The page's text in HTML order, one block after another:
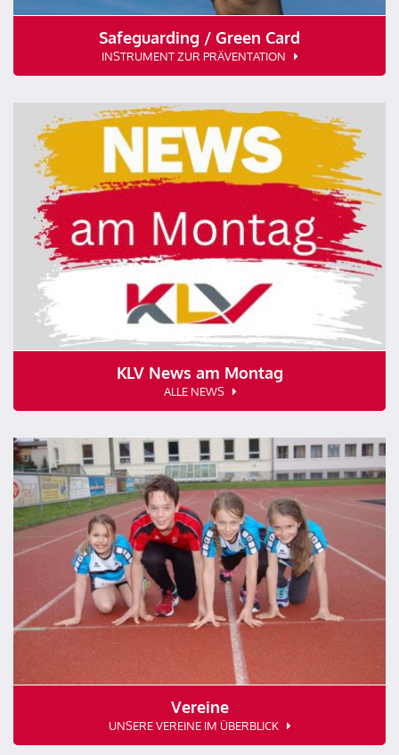
Safeguarding / Green Card
INSTRUMENT ZUR PRÄVENTATION
KLV News am Montag
ALLE NEWS
Vereine
UNSERE VEREINE IM ÜBERBLICK